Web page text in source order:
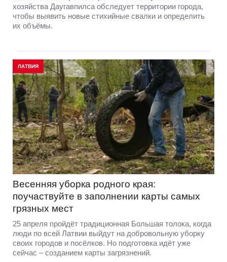
хозяйства Даугавпилса обследует территории города,
чтобы выявить новые стихийные свалки и определить
их объёмы.
ЛАТВИЯ
Весенняя уборка родного края:
поучаствуйте в заполнении карты самых
грязных мест
25 апреля пройдёт традиционная Большая толока, когда
люди по всей Латвии выйдут на добровольную уборку
своих городов и посёлков. Но подготовка идёт уже
сейчас – созданием карты загрязнений.